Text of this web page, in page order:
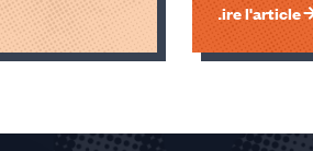
Lire l'article